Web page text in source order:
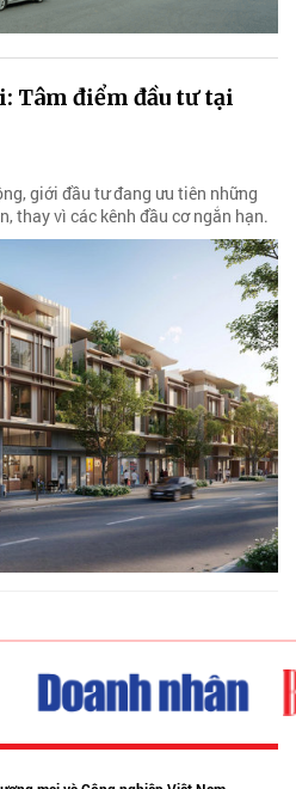
Tâm điểm đầu tư tại
giới đầu tư đang ưu tiên những
thay vì các kênh đầu cơ ngắn hạn.